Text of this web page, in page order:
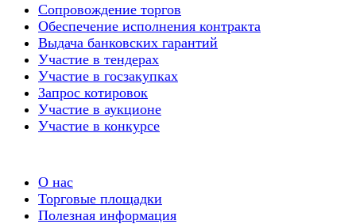
Сопровождение торгов
Обеспечение исполнения контракта
Выдача банковских гарантий
Участие в тендерах
Участие в госзакупках
Запрос котировок
Участие в аукционе
Участие в конкурсе
О нас
Торговые площадки
Полезная информация